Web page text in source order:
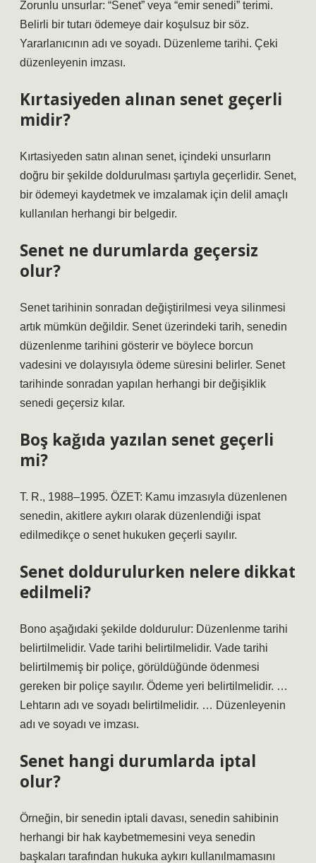
Zorunlu unsurlar: “Senet” veya “emir senedi” terimi.
Belirli bir tutarı ödemeye dair koşulsuz bir söz.
Yararlanıcının adı ve soyadı. Düzenleme tarihi. Çeki
düzenleyenin imzası.
Kırtasiyeden alınan senet geçerli
midir?
Kırtasiyeden satın alınan senet, içindeki unsurların
doğru bir şekilde doldurulması şartıyla geçerlidir. Senet,
bir ödemeyi kaydetmek ve imzalamak için delil amaçlı
kullanılan herhangi bir belgedir.
Senet ne durumlarda geçersiz
olur?
Senet tarihinin sonradan değiştirilmesi veya silinmesi
artık mümkün değildir. Senet üzerindeki tarih, senedin
düzenlenme tarihini gösterir ve böylece borcun
vadesini ve dolayısıyla ödeme süresini belirler. Senet
tarihinde sonradan yapılan herhangi bir değişiklik
senedi geçersiz kılar.
Boş kağıda yazılan senet geçerli
mi?
T. R., 1988–1995. ÖZET: Kamu imzasıyla düzenlenen
senedin, akitlere aykırı olarak düzenlendiği ispat
edilmedikçe o senet hukuken geçerli sayılır.
Senet doldurulurken nelere dikkat
edilmeli?
Bono aşağıdaki şekilde doldurulur: Düzenlenme tarihi
belirtilmelidir. Vade tarihi belirtilmelidir. Vade tarihi
belirtilmemiş bir poliçe, görüldüğünde ödenmesi
gereken bir poliçe sayılır. Ödeme yeri belirtilmelidir. …
Lehtarın adı ve soyadı belirtilmelidir. … Düzenleyenin
adı ve soyadı ve imzası.
Senet hangi durumlarda iptal
olur?
Örneğin, bir senedin iptali davası, senedin sahibinin
herhangi bir hak kaybetmemesini veya senedin
başkaları tarafından hukuka aykırı kullanılmamasını